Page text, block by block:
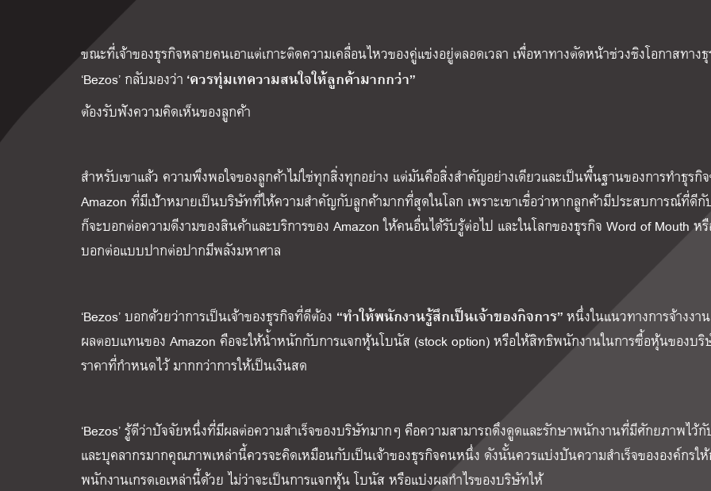
ขณะที่เจ้าของธุรกิจหลายคนเอาแต่เกาะติดความเคลื่อนไหวของคู่แข่งอยู่ตลอดเวลา เพื่อหาทางตัดหน้าช่วงชิงโอกาสทาง
‘Bezos’ กลับมองว่า ‘ควรทุ่มเทความสนใจให้ลูกค้ามากกว่า”
ต้องรับฟังความคิดเห็นของลูกค้า
สำหรับเขาแล้ว ความพึงพอใจของลูกค้าไม่ใช่ทุกสิ่งทุกอย่าง แต่มันคือสิ่งสำคัญอย่างเดียวและเป็นพื้นฐานของการทำธุรกิ
Amazon ที่มีเป้าหมายเป็นบริษัทที่ให้ความสำคัญกับลูกค้ามากที่สุดในโลก เพราะเขาเชื่อว่าหากลูกค้ามีประสบการณ์ที่ดี
ก็จะบอกต่อความดีงามของสินค้าและบริการของ Amazon ให้คนอื่นได้รับรู้ต่อไป และในโลกของธุรกิจ Word of Mouth ห
บอกต่อแบบปากต่อปากมีพลังมหาศาล
‘Bezos’ บอกด้วยว่าการเป็นเจ้าของธุรกิจที่ดีต้อง “ทำให้พนักงานรู้สึกเป็นเจ้าของกิจการ”หนึ่งในแนวทางการจ้างงา
ผลตอบแทนของ Amazon คือจะให้น้ำหนักกับการแจกหุ้นโบนัส (stock option) หรือให้สิทธิพนักงานในการซื้อหุ้นของบริ
ราคาที่กำหนดไว้ มากกว่าการให้เป็นเงินสด
‘Bezos’ รู้ดีว่าปัจจัยหนึ่งที่มีผลต่อความสำเร็จของบริษัทมากๆ คือความสามารถดึงดูดและรักษาพนักงานที่มีศักยภาพไว้
และบุคลากรมากคุณภาพเหล่านี้ควรจะคิดเหมือนกับเป็นเจ้าของธุรกิจคนหนึ่ง ดังนั้นควรแบ่งปันความสำเร็จขององค์กรใ
พนักงานเกรดเอเหล่านี้ด้วย ไม่ว่าจะเป็นการแจกหุ้น โบนัส หรือแบ่งผลกำไรของบริษัทให้